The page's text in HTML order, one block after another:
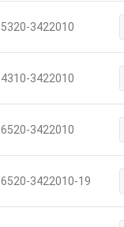
5320-3422010
4310-3422010
6520-3422010
6520-3422010-19